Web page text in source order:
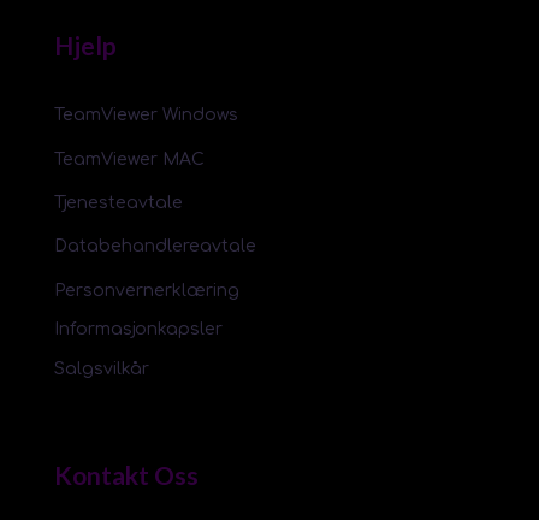
Hjelp
TeamViewer Windows
TeamViewer MAC
Tjenesteavtale
Databehandlereavtale
Personvernerklæring
Informasjonkapsler
Salgsvilkår
Kontakt Oss